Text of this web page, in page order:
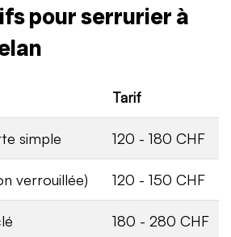
pour serrurier à
Tarif
simple 120 - 180 CHF
verrouillée) 120 - 150 CHF
180 - 280 CHF